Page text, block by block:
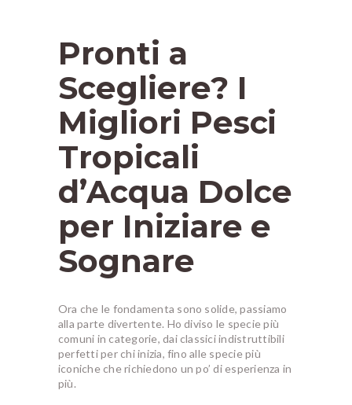
Pronti a
Scegliere? I
Migliori Pesci
Tropicali
d’Acqua Dolce
per Iniziare e
Sognare
Ora che le fondamenta sono solide, passiamo
alla parte divertente. Ho diviso le specie più
comuni in categorie, dai classici indistruttibili
perfetti per chi inizia, fino alle specie più
iconiche che richiedono un po’ di esperienza in
più.